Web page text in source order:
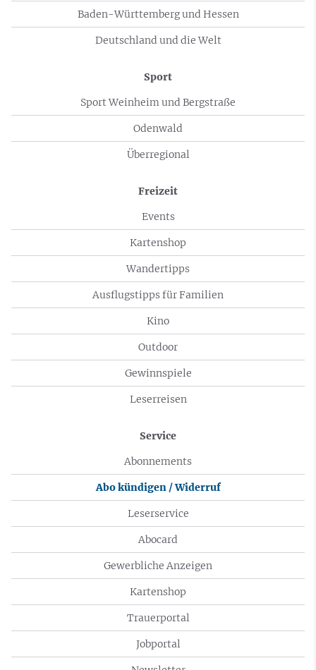
Baden-Württemberg und Hessen
Deutschland und die Welt
Sport
Sport Weinheim und Bergstraße
Odenwald
Überregional
Freizeit
Events
Kartenshop
Wandertipps
Ausflugstipps für Familien
Kino
Outdoor
Gewinnspiele
Leserreisen
Service
Abonnements
Abo kündigen / Widerruf
Leserservice
Abocard
Gewerbliche Anzeigen
Kartenshop
Trauerportal
Jobportal